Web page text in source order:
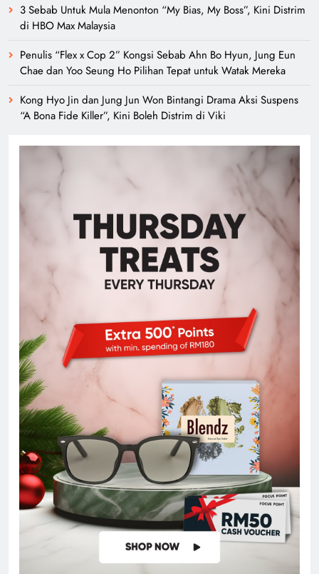
3 Sebab Untuk Mula Menonton “My Bias, My Boss”, Kini Distrim
di HBO Max Malaysia
Penulis “Flex x Cop 2” Kongsi Sebab Ahn Bo Hyun, Jung Eun
Chae dan Yoo Seung Ho Pilihan Tepat untuk Watak Mereka
Kong Hyo Jin dan Jung Jun Won Bintangi Drama Aksi Suspens
“A Bona Fide Killer”, Kini Boleh Distrim di Viki